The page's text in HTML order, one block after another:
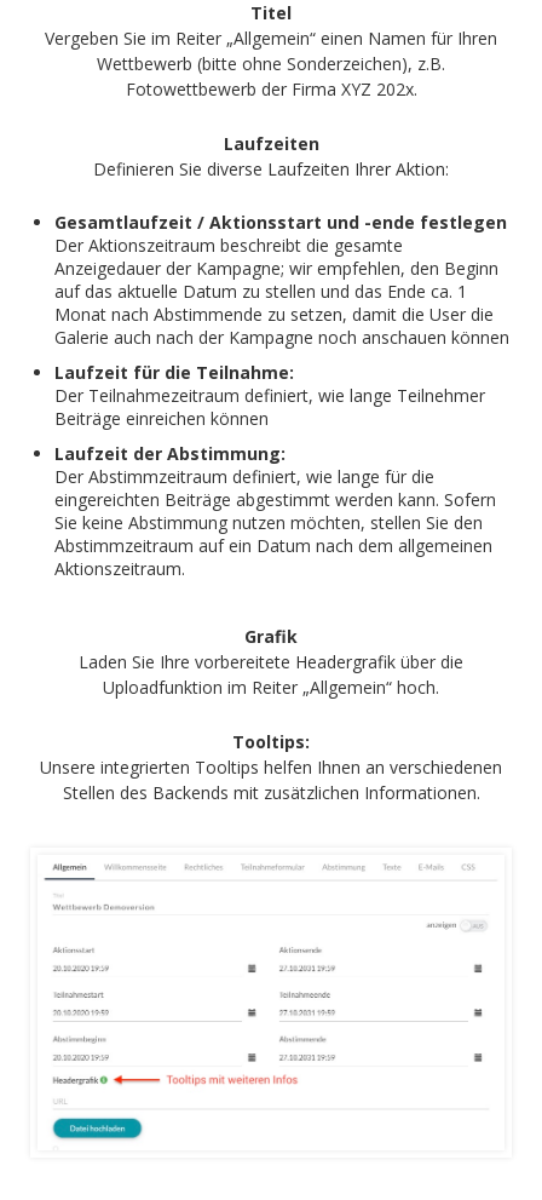
Titel
Vergeben Sie im Reiter „Allgemein“ einen Namen für Ihren
Wettbewerb (bitte ohne Sonderzeichen), z.B.
Fotowettbewerb der Firma XYZ 202x.
Laufzeiten
Definieren Sie diverse Laufzeiten Ihrer Aktion:
Gesamtlaufzeit / Aktionsstart und -ende festlegen
Der Aktionszeitraum beschreibt die gesamte
Anzeigedauer der Kampagne; wir empfehlen, den Beginn
auf das aktuelle Datum zu stellen und das Ende ca. 1
Monat nach Abstimmende zu setzen, damit die User die
Galerie auch nach der Kampagne noch anschauen können
Laufzeit für die Teilnahme:
Der Teilnahmezeitraum definiert, wie lange Teilnehmer
Beiträge einreichen können
Laufzeit der Abstimmung:
Der Abstimmzeitraum definiert, wie lange für die
eingereichten Beiträge abgestimmt werden kann. Sofern
Sie keine Abstimmung nutzen möchten, stellen Sie den
Abstimmzeitraum auf ein Datum nach dem allgemeinen
Aktionszeitraum.
Grafik
Laden Sie Ihre vorbereitete Headergrafik über die
Uploadfunktion im Reiter „Allgemein“ hoch.
Tooltips:
Unsere integrierten Tooltips helfen Ihnen an verschiedenen
Stellen des Backends mit zusätzlichen Informationen.